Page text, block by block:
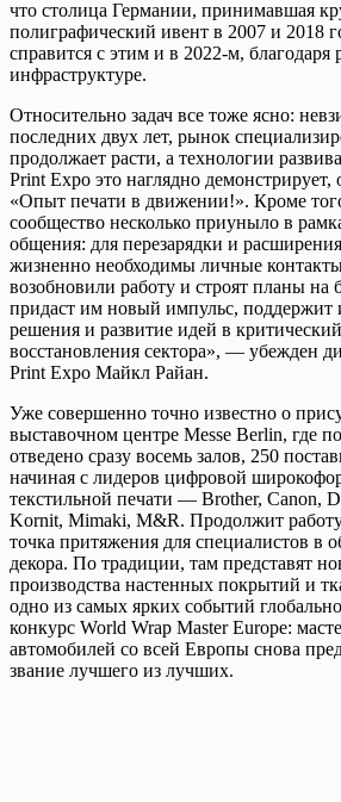
что столица Германии, принимавшая
полиграфический ивент в 2007 и 2018
справится с этим и в 2022-м, благодаря
инфраструктуре.
Относительно задач все тоже ясно:
последних двух лет, рынок
продолжает расти, а технологии
Print Expo это наглядно
«Опыт печати в движении!». Кроме
сообщество несколько приуныло в
общения: для перезарядки и
жизненно необходимы личные
возобновили работу и строят планы на
придаст им новый импульс, поддержит
решения и развитие идей в
восстановления сектора», — убежден
Print Expo Майкл Райан.
Уже совершенно точно известно о
выставочном центре Messe Berlin, где
отведено сразу восемь залов, 250
начиная с лидеров цифровой
текстильной печати — Brother, Canon,
Kornit, Mimaki, M&R. Продолжит
точка притяжения для специалистов в
декора. По традиции, там представят
производства настенных покрытий и
одно из самых ярких событий
конкурс World Wrap Master Europe:
автомобилей со всей Европы снова
звание лучшего из лучших.